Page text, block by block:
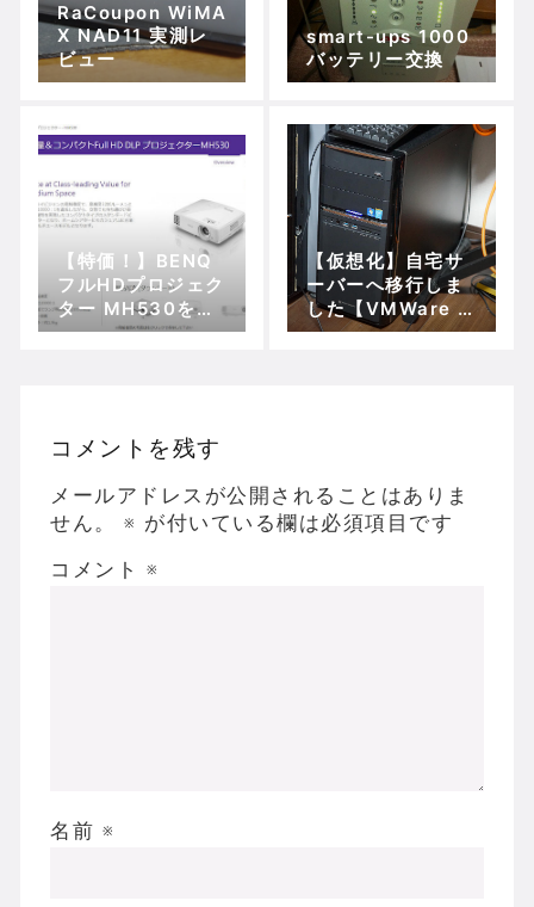
RaCoupon WiMA
X NAD11 実測レ
ビュー
smart-ups 1000
バッテリー交換
【特価！】BENQ
フルHDプロジェク
ター MH530を衝
動買いしてしまっ
【仮想化】自宅サ
ーバーへ移行しま
した【VMWare E
sxi＆kusanagi】
コメントを残す
メールアドレスが公開されることはありま
せん。
※ が付いている欄は必須項目です
コメント ※
名前 ※